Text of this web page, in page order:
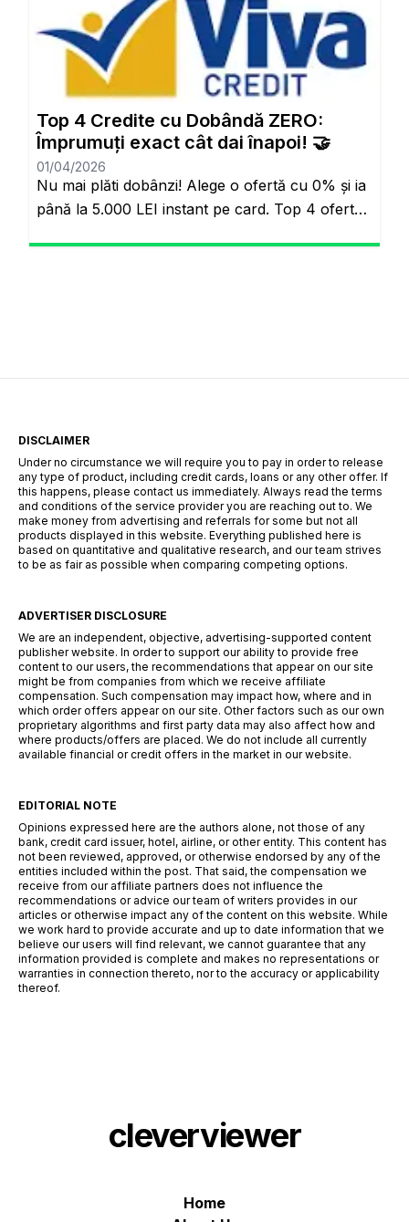
Anlayışı Tarih Oluyor: Başkalarının Finansal
Riskini Neden Siz Üstlenesiniz? Yıllardır
bankacılık sektöründe adil olmayan bir durum
söz konusuydu: Borçlarını düzenli ödeyenlerle
sürekli aksatanlar aynı faiz yükünü
omuzluyordu. Ancak günümüzde teknoloji […]
Top 4 Credite cu Dobândă ZERO:
Împrumuți exact cât dai înapoi! 🤝
01/04/2026
Nu mai plăti dobânzi! Alege o ofertă cu 0% și ia
până la 5.000 LEI instant pe card. Top 4 oferte
DISCLAIMER
Under no circumstance we will require you to pay in order to release
any type of product, including credit cards, loans or any other offer. If
this happens, please contact us immediately. Always read the terms
and conditions of the service provider you are reaching out to. We
make money from advertising and referrals for some but not all
products displayed in this website. Everything published here is
based on quantitative and qualitative research, and our team strives
to be as fair as possible when comparing competing options.
ADVERTISER DISCLOSURE
We are an independent, objective, advertising-supported content
publisher website. In order to support our ability to provide free
content to our users, the recommendations that appear on our site
might be from companies from which we receive affiliate
compensation. Such compensation may impact how, where and in
which order offers appear on our site. Other factors such as our own
proprietary algorithms and first party data may also affect how and
where products/offers are placed. We do not include all currently
available financial or credit offers in the market in our website.
EDITORIAL NOTE
Opinions expressed here are the authors alone, not those of any
bank, credit card issuer, hotel, airline, or other entity. This content has
not been reviewed, approved, or otherwise endorsed by any of the
entities included within the post. That said, the compensation we
receive from our affiliate partners does not influence the
recommendations or advice our team of writers provides in our
articles or otherwise impact any of the content on this website. While
we work hard to provide accurate and up to date information that we
believe our users will find relevant, we cannot guarantee that any
information provided is complete and makes no representations or
warranties in connection thereto, nor to the accuracy or applicability
thereof.
cleverviewer
Home